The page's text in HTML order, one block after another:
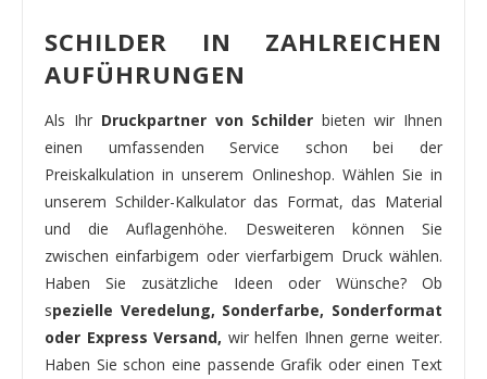
SCHILDER IN ZAHLREICHEN
AUFÜHRUNGEN
Als Ihr Druckpartner von Schilderbieten wir Ihnen
einen umfassenden Service schon bei der
Preiskalkulation in unserem Onlineshop. Wählen Sie in
unserem Schilder-Kalkulator das Format, das Material
und die Auflagenhöhe. Desweiteren können Sie
zwischen einfarbigem oder vierfarbigem Druck wählen.
Haben Sie zusätzliche Ideen oder Wünsche? Ob
spezielle Veredelung, Sonderfarbe, Sonderformat
oder Express Versand, wir helfen Ihnen gerne weiter.
Haben Sie schon eine passende Grafik oder einen Text